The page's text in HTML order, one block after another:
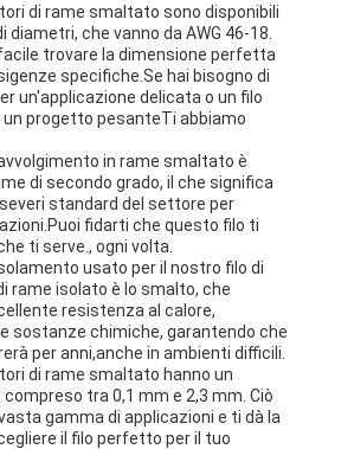
di rame smaltato sono disponibili
diametri, che vanno da AWG 46-18.
trovare la dimensione perfetta
specifiche.Se hai bisogno di
un'applicazione delicata o un filo
un progetto pesanteTi abbiamo
avvolgimento in rame smaltato è
di secondo grado, il che significa
standard del settore per
fidarti che questo filo ti
ti serve., ogni volta.
usato per il nostro filo di
rame isolato è lo smalto, che
resistenza al calore,
sostanze chimiche, garantendo che
per anni,anche in ambienti difficili.
di rame smaltato hanno un
tra 0,1 mm e 2,3 mm. Ciò
gamma di applicazioni e ti dà la
il filo perfetto per il tuo